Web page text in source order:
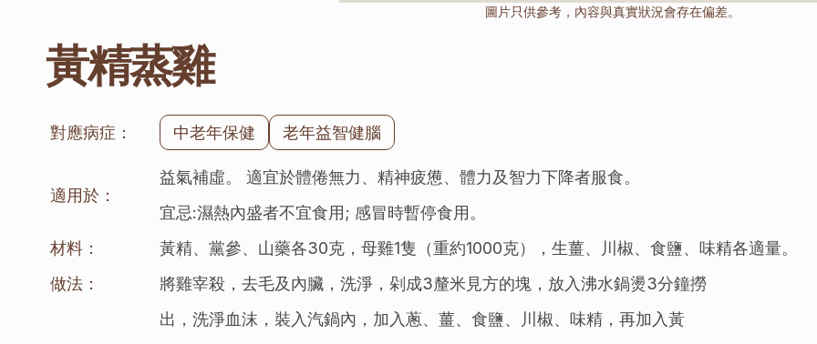
黃精蒸雞
對應病症： 中老年保健 老年益智健腦
適用於：
益氣補虛。 適宜於體倦無力、精神疲憊、體力及智力下降者服食。
宜忌:濕熱內盛者不宜食用; 感冒時暫停食用。
材料：
黃精、黨參、山藥各30克，母雞1隻（重約1000克），生薑、川椒、食鹽、味精各適量。
做法：
將雞宰殺，去毛及內臟，洗淨，剁成3釐米見方的塊，放入沸水鍋燙3分鐘撈
出，洗淨血沫，裝入汽鍋內，加入蔥、薑、食鹽、川椒、味精，再加入黃
圖片只供參考，內容與真實狀況會存在偏差。